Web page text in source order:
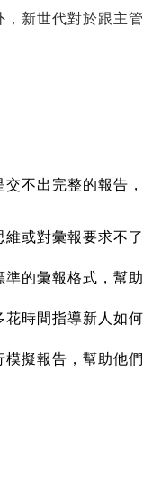
新世代對於跟主
不出完整的報告
或對彙報要求不了
準的彙報格式，幫
花時間指導新人如
模擬報告，幫助他